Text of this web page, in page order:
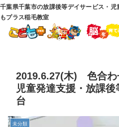
千葉県千葉市の放課後等デイサービス・
もプラス稲毛教室
2019.6.27(木) 色合
児童発達支援・放課
台
未分類